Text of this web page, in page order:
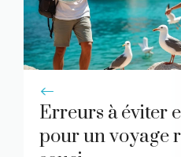
Erreurs à éviter
pour un voyage